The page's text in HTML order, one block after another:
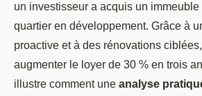
un investisseur a acquis un
quartier en développement. Grâce à
proactive et à des rénovations
augmenter le loyer de 30 % en trois
illustre comment une analyse